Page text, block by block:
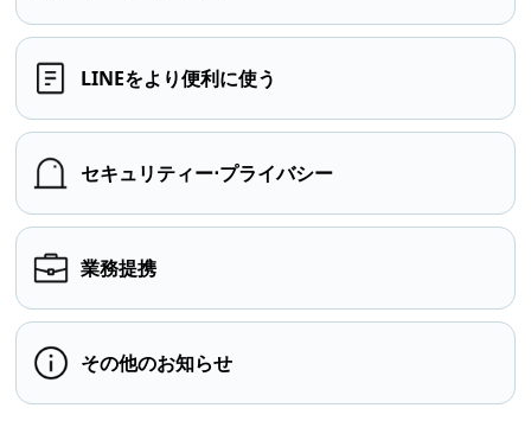
LINEをより便利に使う
セキュリティー⋅プライバシー
業務提携
その他のお知らせ